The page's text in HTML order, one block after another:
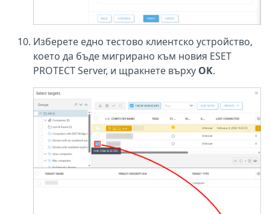
Изберете едно тестово клиентско устройство,
което да бъде мигрирано към новия ESET
PROTECT Server, и щракнете върху OK.